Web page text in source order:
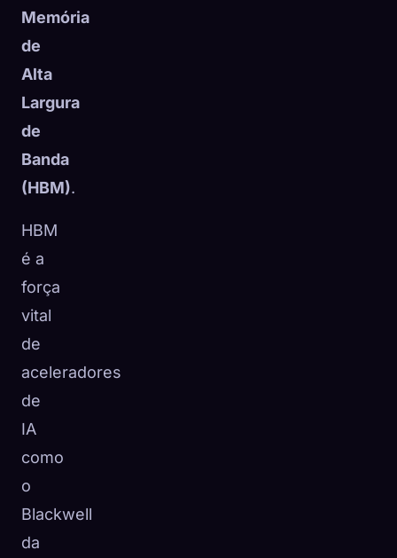
Memória
de
Alta
Largura
de
Banda
(HBM).
HBM
é a
força
vital
de
aceleradores
de
IA
como
o
Blackwell
da